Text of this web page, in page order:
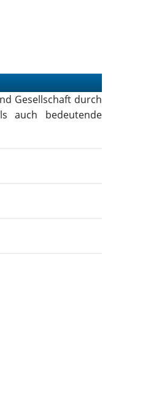
Gesellschaft durch
auch bedeutende